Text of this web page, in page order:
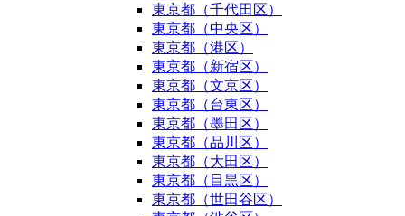
東京都（千代田区）
東京都（中央区）
東京都（港区）
東京都（新宿区）
東京都（文京区）
東京都（台東区）
東京都（墨田区）
東京都（品川区）
東京都（大田区）
東京都（目黒区）
東京都（世田谷区）